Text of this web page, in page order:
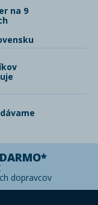
na 9
dopravcov